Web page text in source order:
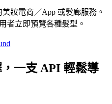
妝電商／App 或髮廊服務。
者立即預覽各種髮型。
一支 API 輕鬆導